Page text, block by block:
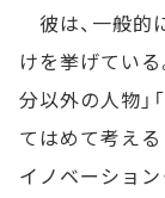
彼は、一般的
けを挙げている
分以外の人物」
てはめて考える
イノベーション